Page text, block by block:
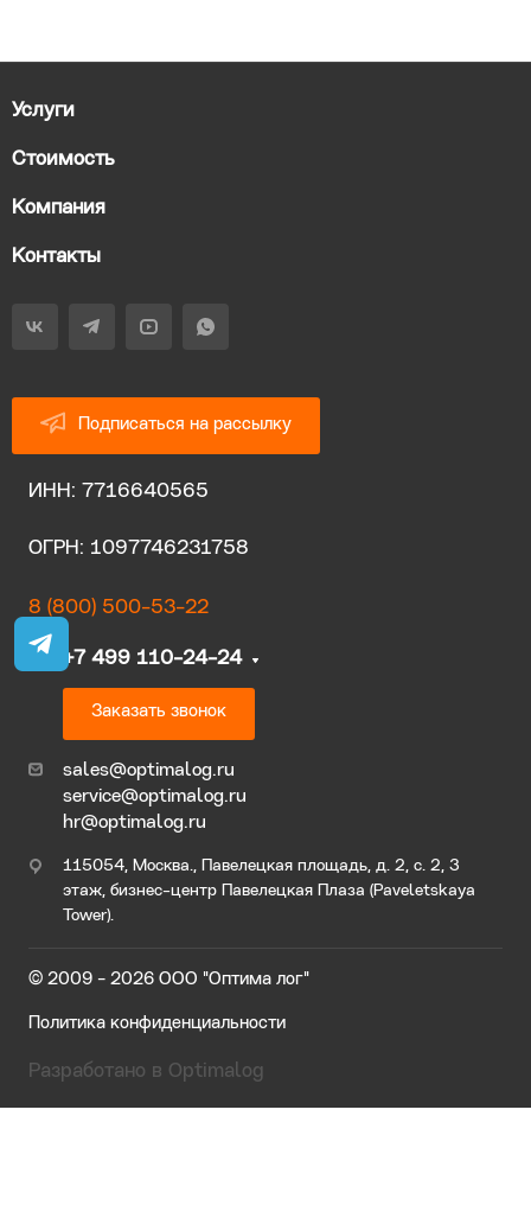
Услуги
Стоимость
Компания
Контакты
Подписаться на рассылку
ИНН: 7716640565
ОГРН: 1097746231758
8 (800) 500-53-22
+7 499 110-24-24
Заказать звонок
sales@optimalog.ru
service@optimalog.ru
hr@optimalog.ru
115054, Москва., Павелецкая площадь, д. 2, с. 2, 3
этаж, бизнес-центр Павелецкая Плаза (Paveletskaya
Tower).
© 2009 - 2026 ООО "Оптима лог"
Политика конфиденциальности
Разработано в Optimalog